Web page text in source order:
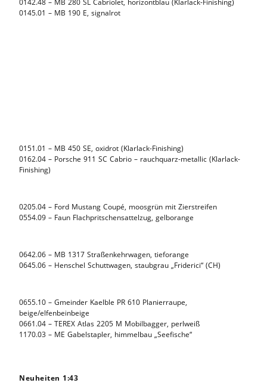
0145.01 – MB 190 E, signalrot
0151.01 – MB 450 SE, oxidrot (Klarlack-Finishing)
0162.04 – Porsche 911 SC Cabrio – rauchquarz-metallic (Klarlack-
Finishing)
0205.04 – Ford Mustang Coupé, moosgrün mit Zierstreifen
0554.09 – Faun Flachpritschensattelzug, gelborange
0642.06 – MB 1317 Straßenkehrwagen, tieforange
0645.06 – Henschel Schuttwagen, staubgrau „Friderici“ (CH)
0655.10 – Gmeinder Kaelble PR 610 Planierraupe,
beige/elfenbeinbeige
0661.04 – TEREX Atlas 2205 M Mobilbagger, perlweiß
1170.03 – ME Gabelstapler, himmelbau „Seefische“
Neuheiten 1:43